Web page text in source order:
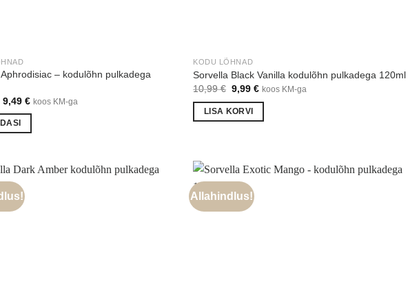
– kodulõhn pulkadega
Algne
hind
oli:
11,00 €.
9,49 €Praegune
koos KM-ga
KODU LÕHNAD
Sorvella Black Vanilla kodulõhn pulkadega 120ml
10,99€ Algne
oli:
10,99 €.
9,99€Praegune
koos KM-ga
LISA KORVI
Allahindlus!